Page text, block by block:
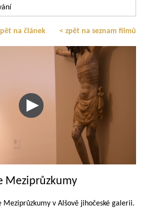
na článek < zpět na seznam filmů
Meziprůzkumy
Meziprůzkumy v Alšově jihočeské galerii.